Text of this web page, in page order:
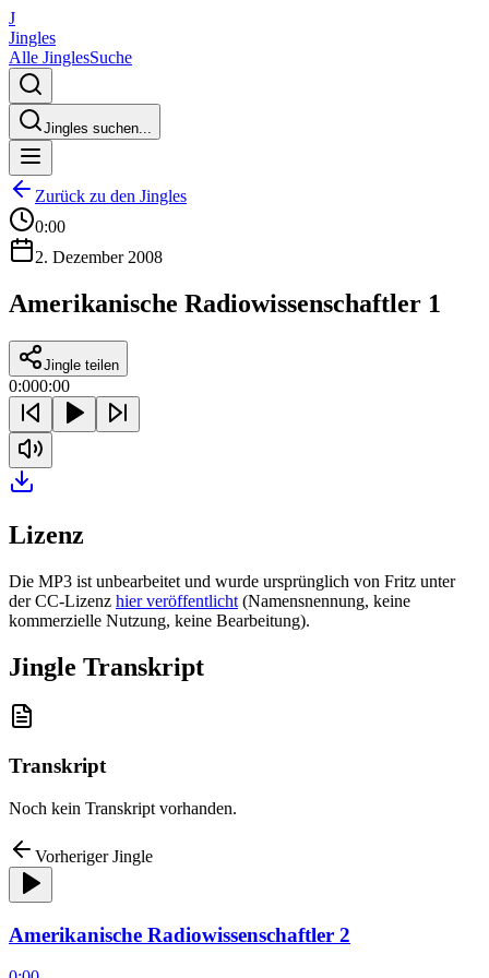
J
Jingles
Alle JinglesSuche
Jingles suchen...
Zurück zu den Jingles
0:00
2. Dezember 2008
Amerikanische Radiowissenschaftler 1
Jingle teilen
0:000:00
Lizenz
Die MP3 ist unbearbeitet und wurde ursprünglich von Fritz unter
der CC-Lizenz hier veröffentlicht (Namensnennung, keine
kommerzielle Nutzung, keine Bearbeitung).
Jingle Transkript
Transkript
Noch kein Transkript vorhanden.
Vorheriger Jingle
Amerikanische Radiowissenschaftler 2